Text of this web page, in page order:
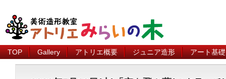
TOP Gallery アトリエ概要 ジュニア造形 アート基礎